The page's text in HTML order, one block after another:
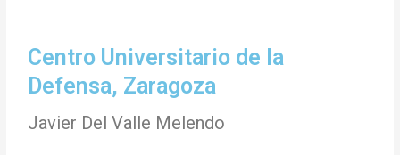
Centro Universitario de la
Defensa, Zaragoza
Javier Del Valle Melendo